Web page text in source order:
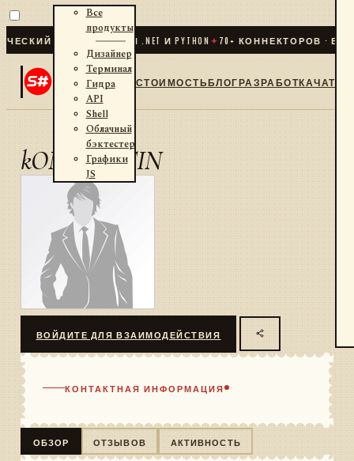
ТРЕЙДИНГ ДЛЯ .NET И PYTHON✦70+ КОННЕКТОРОВ ·
Все
продукты
Дизайнер
Терминал
Гидра
API
Shell
Облачный
бэктестер
Графики
JS
СТОИМОСТЬБЛОГРАЗРАБОТКАЧАТ
kONSTANTIN
ВОЙДИТЕ ДЛЯ ВЗАИМОДЕЙСТВИЯ
КОНТАКТНАЯ ИНФОРМАЦИЯ
ОБЗОР ОТЗЫВОВ АКТИВНОСТЬ